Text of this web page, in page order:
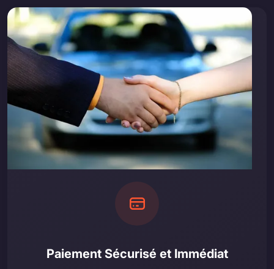
Paiement Sécurisé et Immédiat